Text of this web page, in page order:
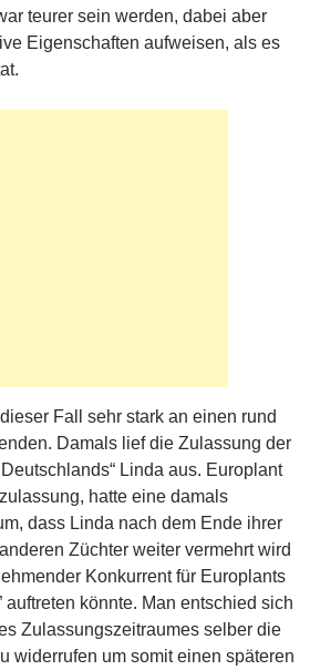
teurer sein werden, dabei aber
Eigenschaften aufweisen, als es
Fall sehr stark an einen rund
Damals lief die Zulassung der
Linda aus. Europlant
hatte eine damals
dass Linda nach dem Ende ihrer
Züchter weiter vermehrt wird
Konkurrent für Europlants
auftreten könnte. Man entschied sich
Zulassungszeitraumes selber die
widerrufen um somit einen späteren